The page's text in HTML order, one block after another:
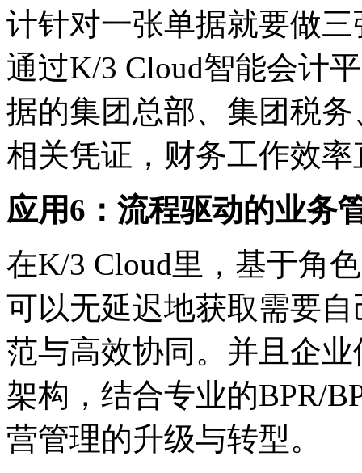
计针对一张单据就要做
通过K/3 Cloud智能会计
据的集团总部、集团税
相关凭证，财务工作效
应用6：流程驱动的业务
在K/3 Cloud里，基于角
可以无延迟地获取需要
范与高效协同。并且企
架构，结合专业的BPR/
营管理的升级与转型。